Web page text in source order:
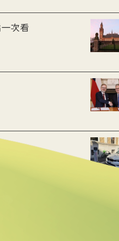
次看
器